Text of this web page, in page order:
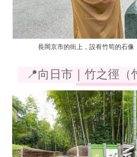
長岡京市的街上，設有竹筍的石像
📍向日市｜竹之徑（